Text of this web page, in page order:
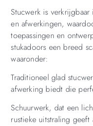
Stucwerk is
en afwerkingen,
toepassingen en
stukadoors een breed
waaronder:
Traditioneel glad
afwerking biedt die
Schuurwerk, dat een
rustieke uitstraling